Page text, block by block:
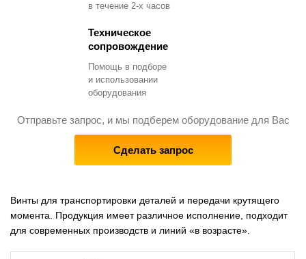
в течение 2-х часов
Техническое
сопровождение
Помощь в подборе
и использовании
оборудования
Отправьте запрос, и мы подберем оборудование для Вас
Сделать запрос
Винты для транспортировки деталей и передачи крутящего
момента. Продукция имеет различное исполнение, подходит
для современных производств и линий «в возрасте».